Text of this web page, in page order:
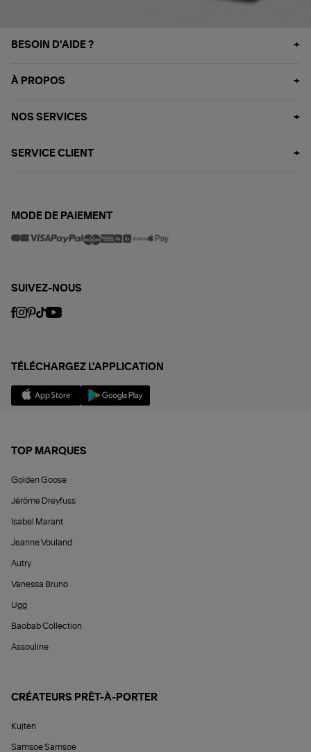
BESOIN D'AIDE ?
À PROPOS
NOS SERVICES
SERVICE CLIENT
MODE DE PAIEMENT
SUIVEZ-NOUS
TÉLÉCHARGEZ L'APPLICATION
TOP MARQUES
Golden Goose
Jérôme Dreyfuss
Isabel Marant
Jeanne Vouland
Autry
Vanessa Bruno
Ugg
Baobab Collection
Assouline
CRÉATEURS PRÊT-À-PORTER
Kujten
Samsoe Samsoe